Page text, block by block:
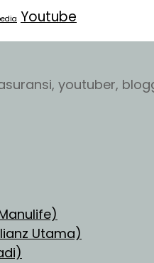
Youtube
youtuber,
Utama)